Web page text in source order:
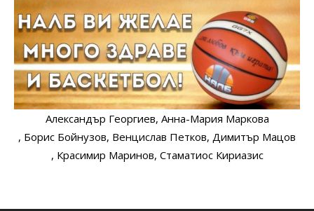
Александър Георгиев, Анна-Мария Маркова
, Борис Бойнузов, Венцислав Петков, Димитър Мацов
, Красимир Маринов, Стаматиос Кириазис